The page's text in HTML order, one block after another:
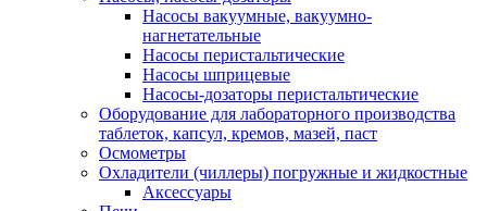
Насосы вакуумные, вакуумно-
нагнетательные
Насосы перистальтические
Насосы шприцевые
Насосы-дозаторы перистальтические
Оборудование для лабораторного производства
таблеток, капсул, кремов, мазей, паст
Осмометры
Охладители (чиллеры) погружные и жидкостные
Аксессуары